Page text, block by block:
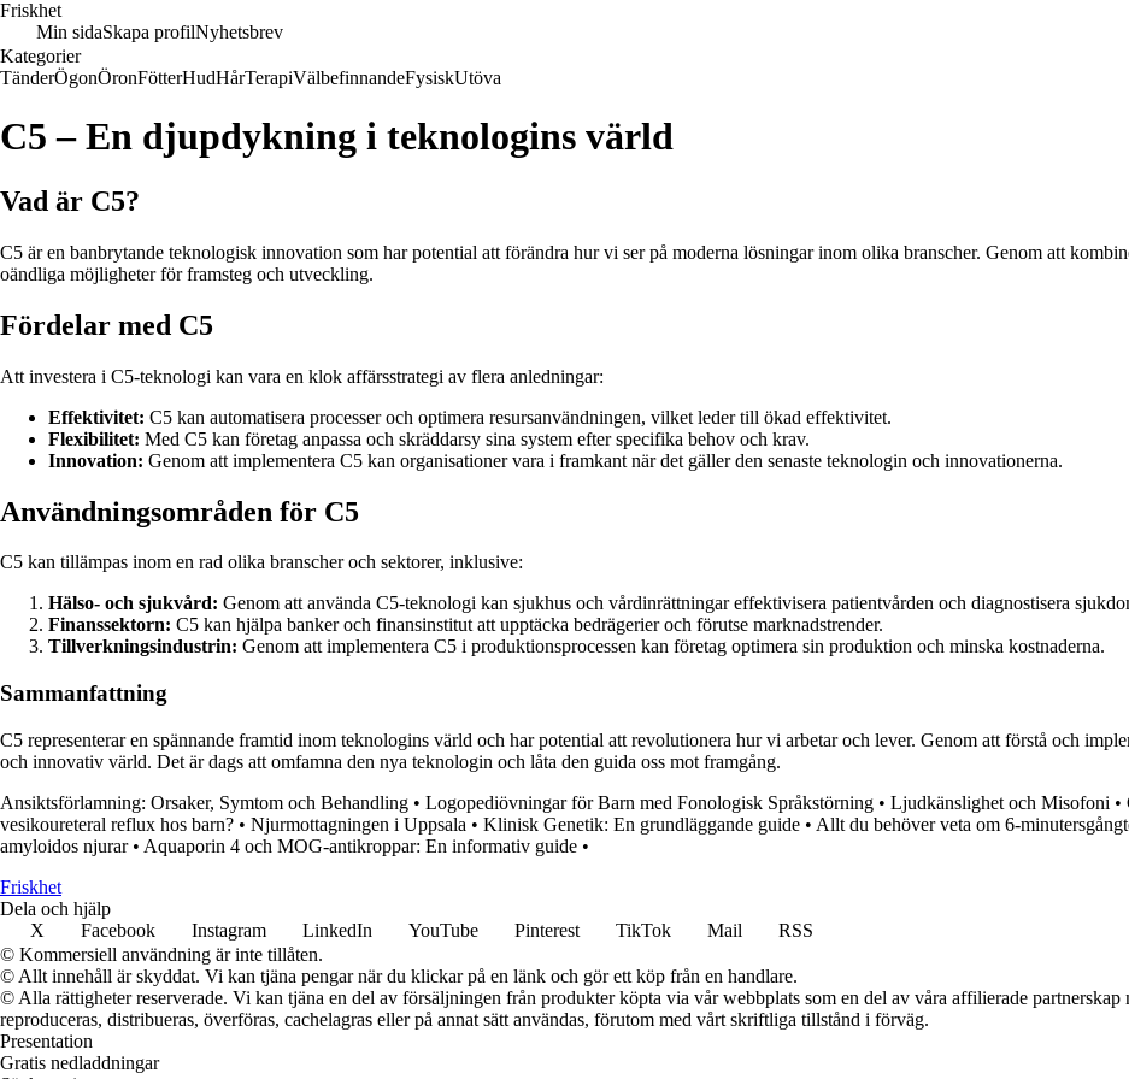
Friskhet
Min sidaSkapa profilNyhetsbrev
Kategorier
TänderÖgonÖronFötterHudHårTerapiVälbefinnandeFysiskUtöva
C5 – En djupdykning i teknologins värld
Vad är C5?
C5 är en banbrytande teknologisk innovation som har potential att förändra hur vi ser på moderna lösningar inom olika branscher. Genom att
oändliga möjligheter för framsteg och utveckling.
Fördelar med C5
Att investera i C5-teknologi kan vara en klok affärsstrategi av flera anledningar:
Effektivitet: C5 kan automatisera processer och optimera resursanvändningen, vilket leder till ökad effektivitet.
Flexibilitet: Med C5 kan företag anpassa och skräddarsy sina system efter specifika behov och krav.
Innovation: Genom att implementera C5 kan organisationer vara i framkant när det gäller den senaste teknologin och innovationerna.
Användningsområden för C5
C5 kan tillämpas inom en rad olika branscher och sektorer, inklusive:
Hälso- och sjukvård: Genom att använda C5-teknologi kan sjukhus och vårdinrättningar effektivisera patientvården och diagnostisera
Finanssektorn: C5 kan hjälpa banker och finansinstitut att upptäcka bedrägerier och förutse marknadstrender.
Tillverkningsindustrin: Genom att implementera C5 i produktionsprocessen kan företag optimera sin produktion och minska kostnaderna.
Sammanfattning
C5 representerar en spännande framtid inom teknologins värld och har potential att revolutionera hur vi arbetar och lever. Genom att förstå och
och innovativ värld. Det är dags att omfamna den nya teknologin och låta den guida oss mot framgång.
Ansiktsförlamning: Orsaker, Symtom och Behandling • Logopediövningar för Barn med Fonologisk Språkstörning • Ljudkänslighet och Misofoni •
vesikoureteral reflux hos barn? • Njurmottagningen i Uppsala • Klinisk Genetik: En grundläggande guide • Allt du behöver veta om 6-
amyloidos njurar• Aquaporin 4 och MOG-antikroppar: En informativ guide •
Friskhet
Dela och hjälp
X
Facebook Instagram LinkedIn YouTube Pinterest TikTok Mail
RSS
© Kommersiell användning är inte tillåten.
© Allt innehåll är skyddat. Vi kan tjäna pengar när du klickar på en länk och gör ett köp från en handlare.
© Alla rättigheter reserverade. Vi kan tjäna en del av försäljningen från produkter köpta via vår webbplats som en del av våra affilierade
reproduceras, distribueras, överföras, cachelagras eller på annat sätt användas, förutom med vårt skriftliga tillstånd i förväg.
Presentation
Gratis nedladdningar